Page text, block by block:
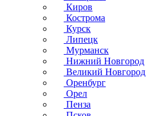
Киров
Кострома
Курск
Липецк
Мурманск
Нижний Новгород
Великий Новгород
Оренбург
Орел
Пенза